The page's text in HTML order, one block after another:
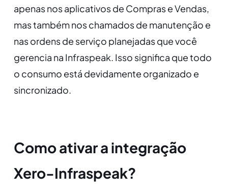
apenas nos aplicativos de Compras e Vendas,
mas também nos chamados de manutenção e
nas ordens de serviço planejadas que você
gerencia na Infraspeak. Isso significa que todo
o consumo está devidamente organizado e
sincronizado.
Como ativar a integração
Xero-Infraspeak?